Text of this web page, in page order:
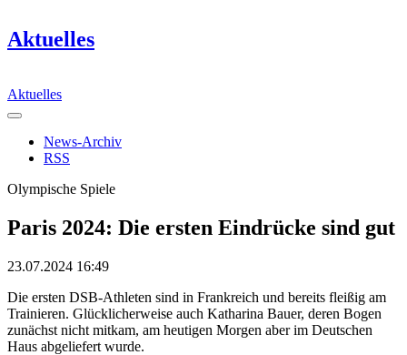
Aktuelles
Aktuelles
News-Archiv
RSS
Olympische Spiele
Paris 2024: Die ersten Eindrücke sind gut
23.07.2024 16:49
Die ersten DSB-Athleten sind in Frankreich und bereits fleißig am
Trainieren. Glücklicherweise auch Katharina Bauer, deren Bogen
zunächst nicht mitkam, am heutigen Morgen aber im Deutschen
Haus abgeliefert wurde.